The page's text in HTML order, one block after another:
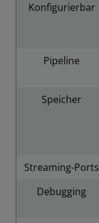
Konfigurierbar
Pipeline
Speicher
Streaming-Ports
Debugging